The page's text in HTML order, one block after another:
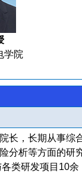
学院
长，长期从事综
分析等方面的研
类研发项目10余